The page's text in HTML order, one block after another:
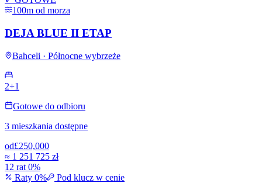
100m od morza
DEJA BLUE II ETAP
Bahceli · Północne wybrzeże
2+1
Gotowe do odbioru
3 mieszkania dostępne
od£250,000
≈ 1 251 725 zł
12 rat 0%
Raty 0%
Pod klucz w cenie